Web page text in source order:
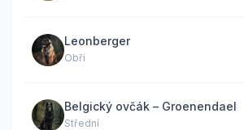
Leonberger
Obří
Belgický ovčák – Groenendael
Střední